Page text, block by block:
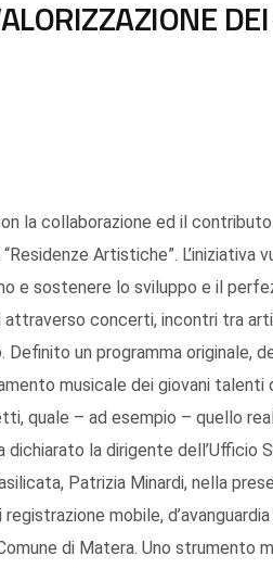
la collaborazione ed il
Artistiche”. L’iniziativa
e sostenere lo sviluppo e il
concerti, incontri tra
un programma originale,
musicale dei giovani talenti
quale – ad esempio – quello
dichiarato la dirigente dell’Ufficio
Patrizia Minardi, nella
mobile,
di Matera. Uno strumento